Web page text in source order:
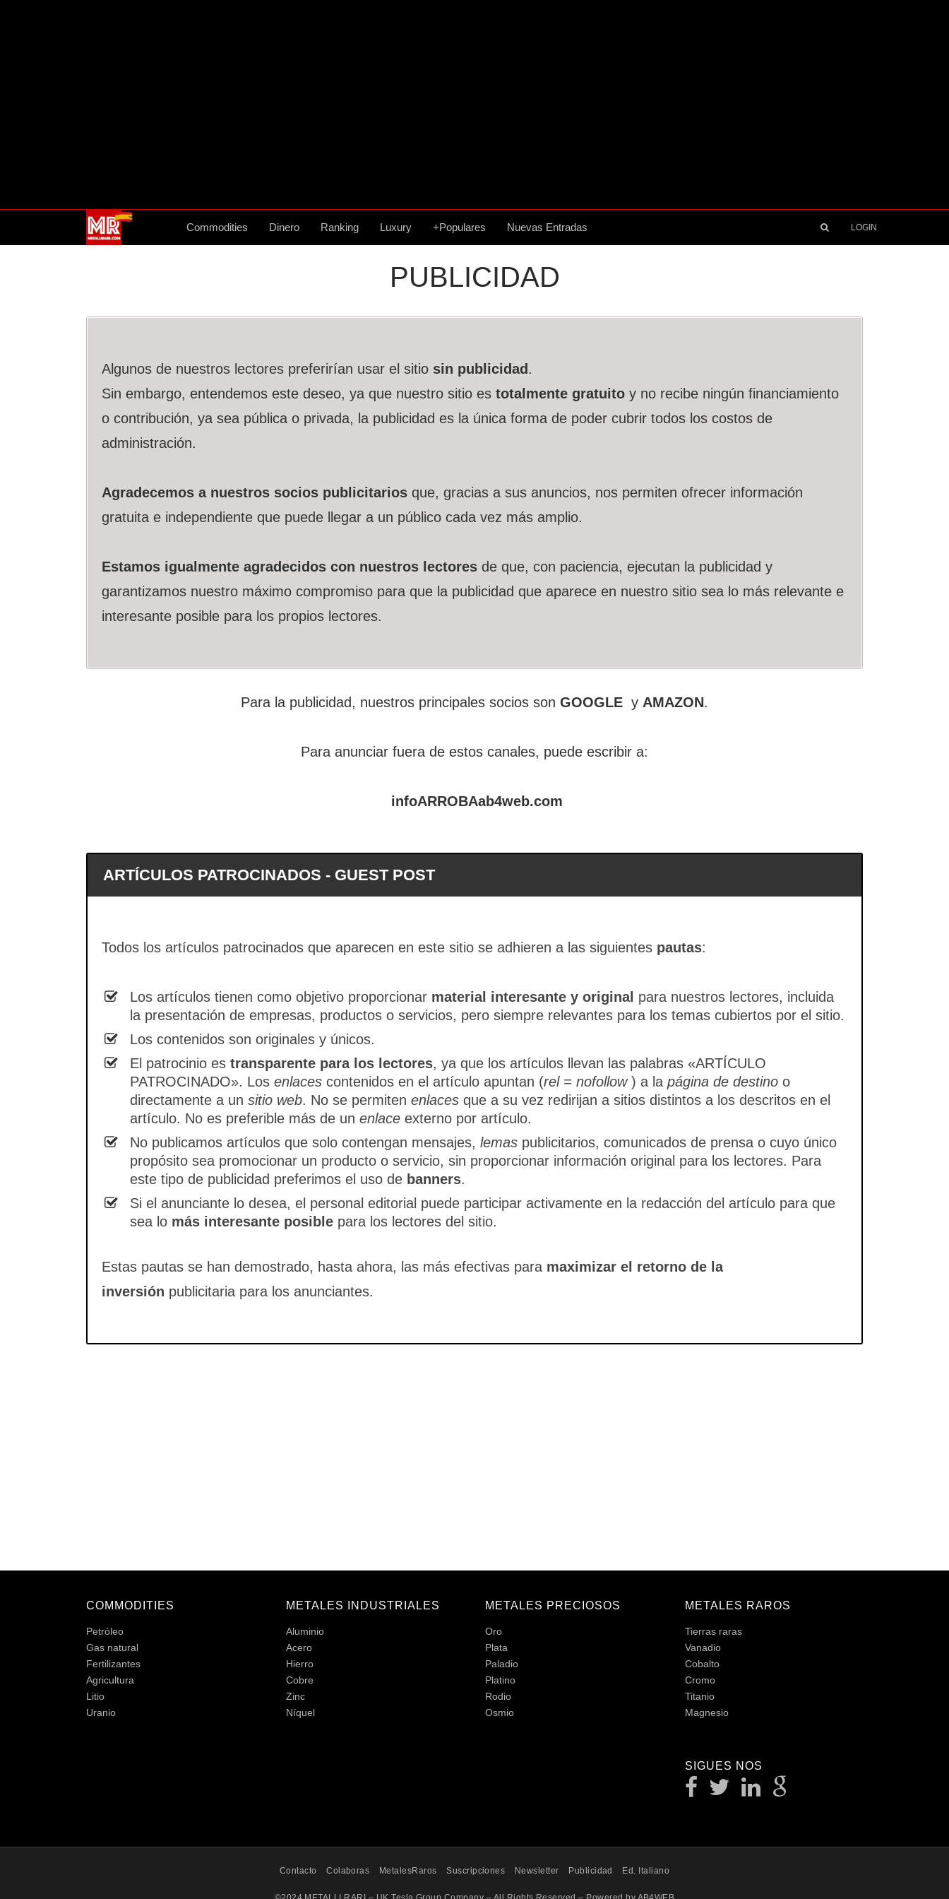
Commodities Dinero Ranking Luxury +Populares Nuevas Entradas LOGIN
PUBLICIDAD
Algunos de nuestros lectores preferirían usar el sitio sin publicidad .
Sin embargo, entendemos este deseo, ya que nuestro sitio es totalmente gratuito y no recibe ningún financiamiento
o contribución, ya sea pública o privada, la publicidad es la única forma de poder cubrir todos los costos de
administración.
Agradecemos a nuestros socios publicitarios que, gracias a sus anuncios, nos permiten ofrecer información
gratuita e independiente que puede llegar a un público cada vez más amplio.
Estamos igualmente agradecidos con nuestros lectores de que, con paciencia, ejecutan la publicidad y
garantizamos nuestro máximo compromiso para que la publicidad que aparece en nuestro sitio sea lo más relevante e
interesante posible para los propios lectores.
Para la publicidad, nuestros principales socios son GOOGLE y AMAZON.
Para anunciar fuera de estos canales, puede escribir a:
infoARROBAab4web.com
ARTÍCULOS PATROCINADOS - GUEST POST
Todos los artículos patrocinados que aparecen en este sitio se adhieren a las siguientes pautas:
Los artículos tienen como objetivo proporcionar material interesante y original para nuestros lectores, incluida
la presentación de empresas, productos o servicios, pero siempre relevantes para los temas cubiertos por el sitio.
Los contenidos son originales y únicos.
El patrocinio es transparente para los lectores, ya que los artículos llevan las palabras «ARTÍCULO
PATROCINADO». Los enlaces contenidos en el artículo apuntan (rel = nofollow) a la página de destino o
directamente a un sitio web. No se permiten enlaces que a su vez redirijan a sitios distintos a los descritos en el
artículo. No es preferible más de un enlace externo por artículo.
No publicamos artículos que solo contengan mensajes, lemas publicitarios, comunicados de prensa o cuyo único
propósito sea promocionar un producto o servicio, sin proporcionar información original para los lectores. Para
este tipo de publicidad preferimos el uso de banners.
Si el anunciante lo desea, el personal editorial puede participar activamente en la redacción del artículo para que
sea lo más interesante posible para los lectores del sitio.
Estas pautas se han demostrado, hasta ahora, las más efectivas para maximizar el retorno de la
inversión publicitaria para los anunciantes.
COMMODITIES
Petróleo
Gas natural
Fertilizantes
Agricultura
Litio
Uranio
METALES INDUSTRIALES
Aluminio
Acero
Hierro
Cobre
Zinc
Níquel
METALES PRECIOSOS
Oro
Plata
Paladio
Platino
Rodio
Osmio
METALES RAROS
Tierras raras
Vanadio
Cobalto
Cromo
Titanio
Magnesio
SIGUES NOS
Contacto Colaboras MetalesRaros Suscripciones Newsletter Publicidad Ed. Italiano